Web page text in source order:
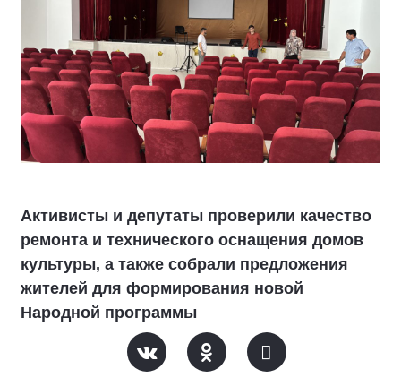
Активисты и депутаты проверили качество
ремонта и технического оснащения домов
культуры, а также собрали предложения
жителей для формирования новой
Народной программы